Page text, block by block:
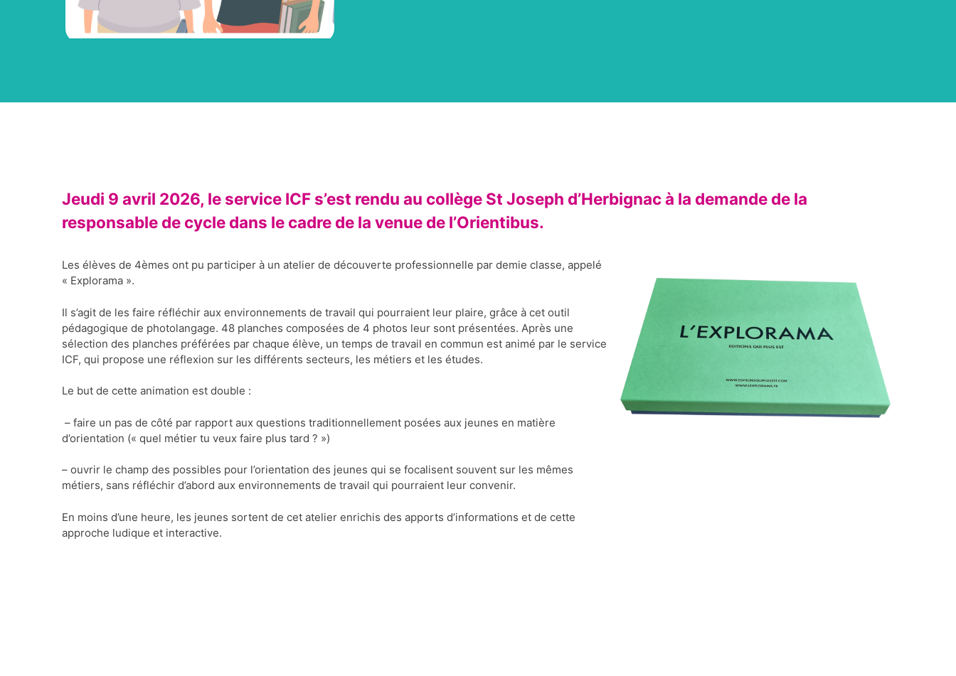
Jeudi 9 avril 2026, le service ICF s’est rendu au collège St Joseph d’Herbignac à la demande de la
responsable de cycle dans le cadre de la venue de l’Orientibus.
Les élèves de 4èmes ont pu participer à un atelier de découverte professionnelle par demie classe, appelé
« Explorama ».
Il s’agit de les faire réfléchir aux environnements de travail qui pourraient leur plaire, grâce à cet outil
pédagogique de photolangage. 48 planches composées de 4 photos leur sont présentées. Après une
sélection des planches préférées par chaque élève, un temps de travail en commun est animé par le service
ICF, qui propose une réflexion sur les différents secteurs, les métiers et les études.
Le but de cette animation est double :
– faire un pas de côté par rapport aux questions traditionnellement posées aux jeunes en matière
d’orientation (« quel métier tu veux faire plus tard ? »)
– ouvrir le champ des possibles pour l’orientation des jeunes qui se focalisent souvent sur les mêmes
métiers, sans réfléchir d’abord aux environnements de travail qui pourraient leur convenir.
En moins d’une heure, les jeunes sortent de cet atelier enrichis des apports d’informations et de cette
approche ludique et interactive.